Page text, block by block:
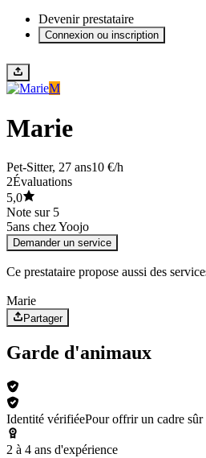
Devenir prestataire
Connexion ou inscription
M
Marie
Pet-Sitter, 27 ans10 €/h
2Évaluations
5,0
Note sur 5
5ans chez Yoojo
Demander un service
Ce prestataire propose aussi des
Marie
Partager
Garde d'animaux
Identité vérifiéePour offrir un cadre
2 à 4 ans d'expérience